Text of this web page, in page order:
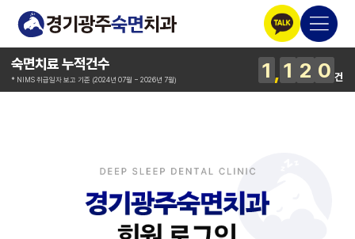
숙면치료 누적건수
* NIMS 취급일자 보고 기준 (2024년 07월 ~ 2026년 7월) 1 1 2 0 건